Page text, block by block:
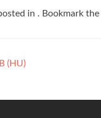
in . Bookmark the
(HU)